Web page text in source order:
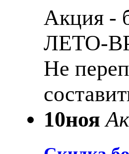
Акция -
ЛЕТО-
Не
10ноя